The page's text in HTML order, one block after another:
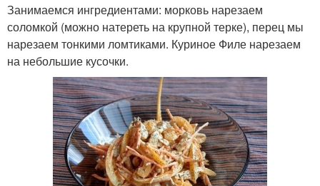
Занимаемся ингредиентами: морковь нарезаем
соломкой (можно натереть на крупной терке), перец мы
нарезаем тонкими ломтиками. Куриное Филе нарезаем
на небольшие кусочки.